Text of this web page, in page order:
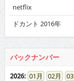
netflix
ドカント 2016年
バックナンバー
2026: 01 02 03